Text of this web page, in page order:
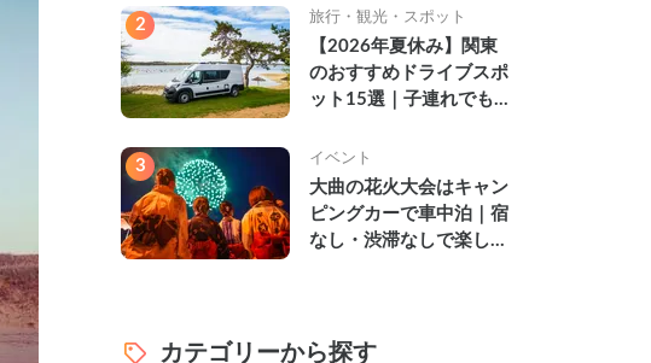
名所を紹介
2 旅行・観光・スポット
【2026年夏休み】関東
のおすすめドライブスポ
ット15選｜子連れでも
ルメ・温泉を徹底解説
3 イベント
大曲の花火大会はキャン
ピングカーで車中泊｜宿
なし・渋滞なしで楽しむ
カテゴリーから探す